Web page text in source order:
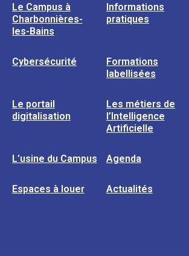
Le Campus à
Charbonnières-
les-Bains
Informations
pratiques
Cybersécurité
Formations
labellisées
Le portail
digitalisation
Les métiers de
l’Intelligence
Artificielle
L’usine du Campus Agenda
Espaces à louer Actualités